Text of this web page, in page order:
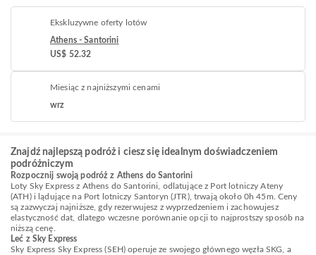
Ekskluzywne oferty lotów
Athens - Santorini
US$ 52.32
Miesiąc z najniższymi cenami
wrz
Znajdź najlepszą podróż i ciesz się idealnym doświadczeniem
podróżniczym
Rozpocznij swoją podróż z Athens do Santorini
Loty Sky Express z Athens do Santorini, odlatujące z Port lotniczy Ateny
(ATH) i lądujące na Port lotniczy Santoryn (JTR), trwają około 0h 45m. Ceny
są zazwyczaj najniższe, gdy rezerwujesz z wyprzedzeniem i zachowujesz
elastyczność dat, dlatego wczesne porównanie opcji to najprostszy sposób na
niższą cenę.
Leć z Sky Express
Sky Express Sky Express (SEH) operuje ze swojego głównego węzła SKG, a